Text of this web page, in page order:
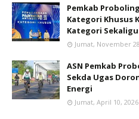
Pemkab
Kategori Khusus
Kategori
Jumat, November
ASN Pemkab
Sekda Ugas
Energi
Jumat, April 10, 2026